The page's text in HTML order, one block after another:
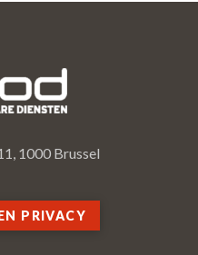
1000 Brussel
PRIVACY